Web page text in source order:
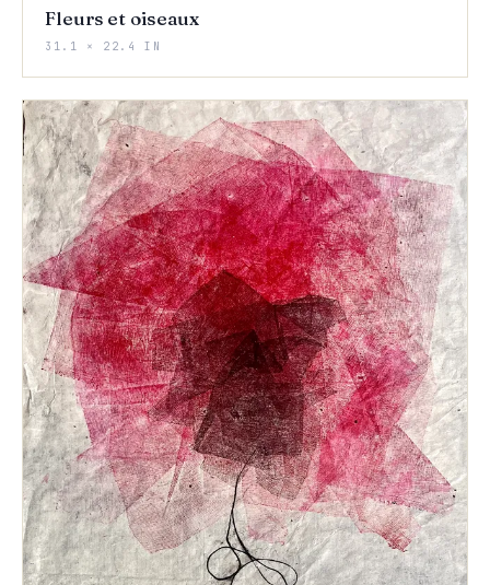
Fleurs et oiseaux
31.1 × 22.4 IN